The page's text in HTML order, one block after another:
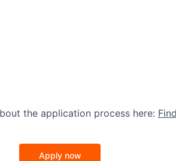
the application process here:
Apply now